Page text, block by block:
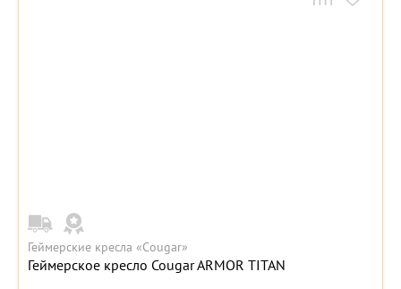
Геймерские кресла «Cougar»
Геймерское кресло Cougar ARMOR TITAN